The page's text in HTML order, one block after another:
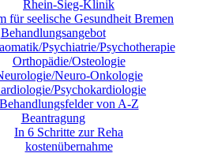
Rhein-Sieg-Klinik
für seelische Gesundheit Bremen
Behandlungsangebot
Psychiatrie/Psychotherapie
Orthopädie/Osteologie
Neuro-Onkologie
Psychokardiologie
Behandlungsfelder von A-Z
Beantragung
In 6 Schritte zur Reha
kostenübernahme